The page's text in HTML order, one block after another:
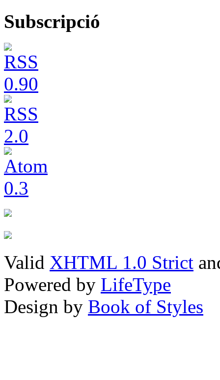
Subscripció
Valid XHTML 1.0 Strict
Powered by LifeType
Design by Book of Styles